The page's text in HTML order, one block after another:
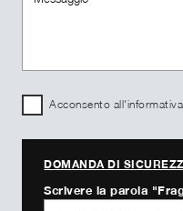
Acconsento
DOMANDA DI
Scrivere la parola